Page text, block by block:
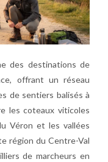
des destinations de
offrant un réseau
de sentiers balisés à
les coteaux viticoles
Véron et les vallées
région du Centre-Val
de marcheurs en